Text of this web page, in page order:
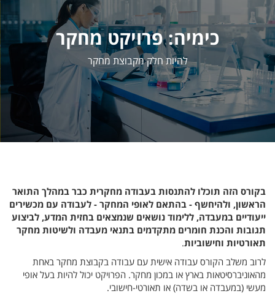
כימיה: פרויקט מחקר
להיות חלק מקבוצת מחקר
בקורס הזה תוכלו להתנסות בעבודה מחקרית כבר במהלך התואר
הראשון, ולהיחשף - בהתאם לאופי המחקר - לעבודה עם מכשירים
ייעודיים במעבדה, ללימוד נושאים שנמצאים בחזית המדע, לביצוע
תגובות והכנת חומרים מתקדמים בתנאי מעבדה ולשיטות מחקר
תאורטיות וחישוביות.
לרוב משלב הקורס עבודה אישית עם עבודה בקבוצת מחקר באחת
מהאוניברסיטאות בארץ או במכון מחקר. הפרויקט יכול להיות בעל אופי
מעשי (‏במעבדה או בשדה‎)‏ או תאורטי-חישובי.